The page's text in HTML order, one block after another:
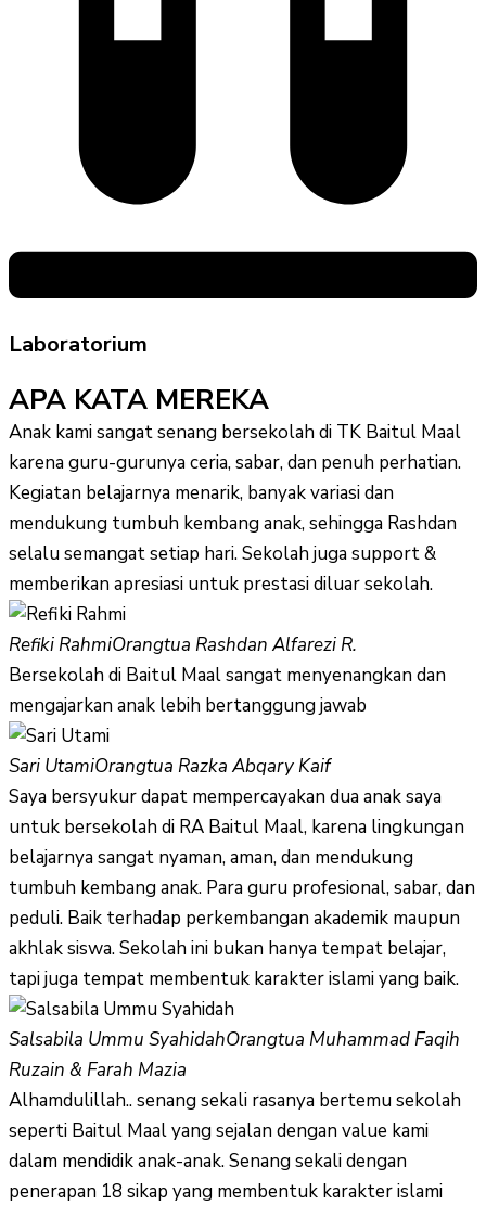
Laboratorium
APA KATA MEREKA
Anak kami sangat senang bersekolah di TK Baitul Maal
karena guru-gurunya ceria, sabar, dan penuh perhatian.
Kegiatan belajarnya menarik, banyak variasi dan
mendukung tumbuh kembang anak, sehingga Rashdan
selalu semangat setiap hari. Sekolah juga support &
memberikan apresiasi untuk prestasi diluar sekolah.
Refiki RahmiOrangtua Rashdan Alfarezi R.
Bersekolah di Baitul Maal sangat menyenangkan dan
mengajarkan anak lebih bertanggung jawab
Sari UtamiOrangtua Razka Abqary Kaif
Saya bersyukur dapat mempercayakan dua anak saya
untuk bersekolah di RA Baitul Maal, karena lingkungan
belajarnya sangat nyaman, aman, dan mendukung
tumbuh kembang anak. Para guru profesional, sabar, dan
peduli. Baik terhadap perkembangan akademik maupun
akhlak siswa. Sekolah ini bukan hanya tempat belajar,
tapi juga tempat membentuk karakter islami yang baik.
Salsabila Ummu SyahidahOrangtua Muhammad Faqih
Ruzain & Farah Mazia
Alhamdulillah.. senang sekali rasanya bertemu sekolah
seperti Baitul Maal yang sejalan dengan value kami
dalam mendidik anak-anak. Senang sekali dengan
penerapan 18 sikap yang membentuk karakter islami